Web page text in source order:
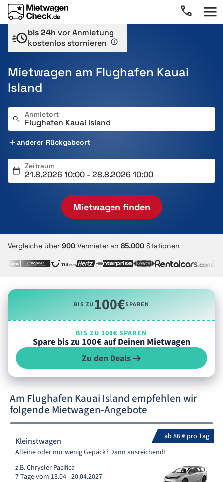
bis 24h vor Anmietung
kostenlos stornieren
Mietwagen am Flughafen Kauai
Island
Anmietort
anderer Rückgabeort
Zeitraum
Mietwagen finden
Vergleiche über 900 Vermieter an 85.000 Stationen
BIS ZU100€SPAREN
BIS ZU 100€ SPAREN
Spare bis zu 100€ auf Deinen Mietwagen
Zu den Deals
Am Flughafen Kauai Island empfehlen wir
folgende Mietwagen-Angebote
ab 86 € pro Tag
Kleinstwagen
Alleine oder nur wenig Gepäck? Dann ausreichend!
z.B. Chrysler Pacifica
7 Tage vom 13.04 - 20.04.2027